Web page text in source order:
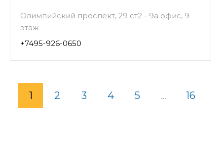
Олимпийский проспект, 29 ст2 - 9а офис, 9
этаж
+7495-926-0650
1 2 3 4 5 ... 16